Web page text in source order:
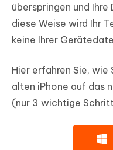
überspringen und
diese Weise wird Ihr
keine Ihrer
Hier erfahren Sie,
alten iPhone auf das
(nur 3 wichtige